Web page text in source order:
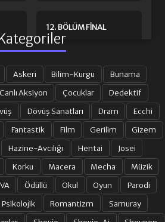
12. BÖLÜM FINAL
Askeri Bilim-Kurgu
Bunama
Canlı Aksiyon Çocuklar
Dedektif
Dövüş Sanatları Dram
Ecchi
Fantastik Film Gerilim
Gizem
Hazine-Avcılığı Hentai
Josei
Korku Macera Mecha
Müzik
Ödüllü Okul Oyun
Parodi
Psikolojik Romantizm
Samuray